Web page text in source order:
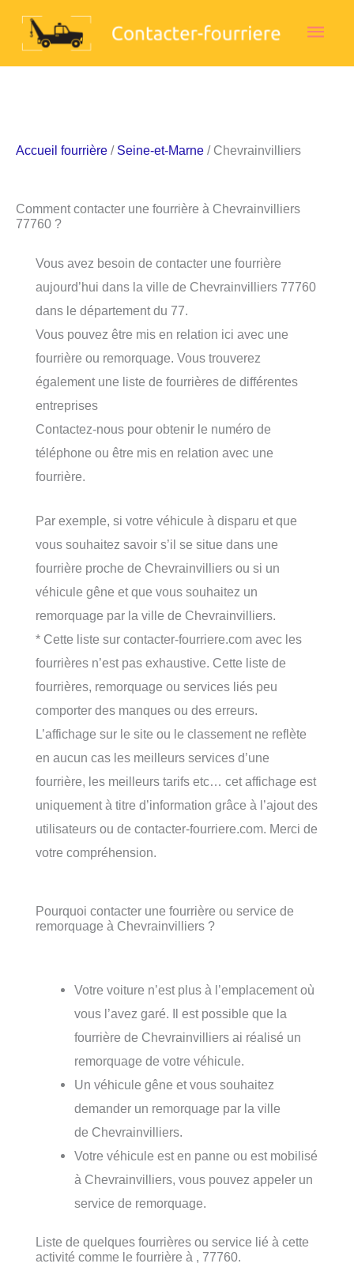
Accueil fourrière / Seine-et-Marne / Chevrainvilliers
Comment contacter une fourrière à Chevrainvilliers
77760 ?
Vous avez besoin de contacter une fourrière
aujourd’hui dans la ville de Chevrainvilliers 77760
dans le département du 77.
Vous pouvez être mis en relation ici avec une
fourrière ou remorquage. Vous trouverez
également une liste de fourrières de différentes
entreprises
Contactez-nous pour obtenir le numéro de
téléphone ou être mis en relation avec une
fourrière.
Par exemple, si votre véhicule à disparu et que
vous souhaitez savoir s’il se situe dans une
fourrière proche de Chevrainvilliers ou si un
véhicule gêne et que vous souhaitez un
remorquage par la ville de Chevrainvilliers.
* Cette liste sur contacter-fourriere.com avec les
fourrières n’est pas exhaustive. Cette liste de
fourrières, remorquage ou services liés peu
comporter des manques ou des erreurs.
L’affichage sur le site ou le classement ne reflète
en aucun cas les meilleurs services d’une
fourrière, les meilleurs tarifs etc… cet affichage est
uniquement à titre d’information grâce à l’ajout des
utilisateurs ou de contacter-fourriere.com. Merci de
votre compréhension.
Pourquoi contacter une fourrière ou service de
remorquage à Chevrainvilliers ?
Votre voiture n’est plus à l’emplacement où
vous l’avez garé. Il est possible que la
fourrière de Chevrainvilliers ai réalisé un
remorquage de votre véhicule.
Un véhicule gêne et vous souhaitez
demander un remorquage par la ville
de Chevrainvilliers.
Votre véhicule est en panne ou est mobilisé
à Chevrainvilliers, vous pouvez appeler un
service de remorquage.
Liste de quelques fourrières ou service lié à cette
activité comme le fourrière à , 77760.